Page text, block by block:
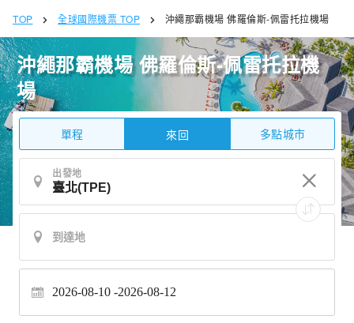
TOP 全球國際機票 TOP 沖繩那霸機場 佛羅倫斯-佩雷托拉機場
沖繩那霸機場 佛羅倫斯-佩雷托拉機
場
單程 來回 多點城市
出發地
2026-08-10 2026-08-12